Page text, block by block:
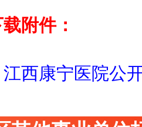
附件：
江西康宁医院公